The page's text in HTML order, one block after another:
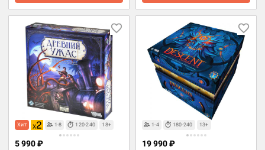
Хит 1-8 120-240 18+
5 990 ₽
1-4 180-240 13+
19 990 ₽